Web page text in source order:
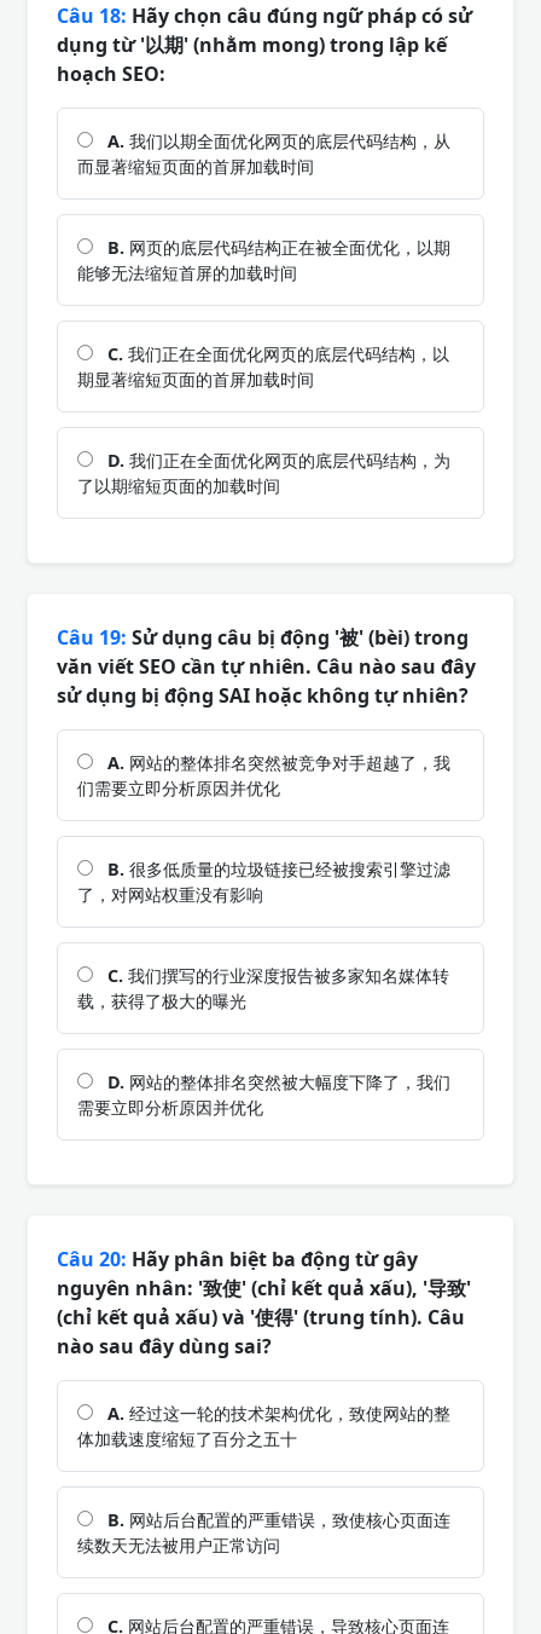
Câu 18: Hãy chọn câu đúng ngữ pháp có sử
dụng từ '以期' (nhằm mong) trong lập kế
hoạch SEO:
A. 我们以期全面优化网页的底层代码结构，从
而显著缩短页面的首屏加载时间
B. 网页的底层代码结构正在被全面优化，以期
能够无法缩短首屏的加载时间
C. 我们正在全面优化网页的底层代码结构，以
期显著缩短页面的首屏加载时间
D. 我们正在全面优化网页的底层代码结构，为
了以期缩短页面的加载时间
Câu 19: Sử dụng câu bị động '被' (bèi) trong
văn viết SEO cần tự nhiên. Câu nào sau đây
sử dụng bị động SAI hoặc không tự nhiên?
A. 网站的整体排名突然被竞争对手超越了，我
们需要立即分析原因并优化
B. 很多低质量的垃圾链接已经被搜索引擎过滤
了，对网站权重没有影响
C. 我们撰写的行业深度报告被多家知名媒体转
载，获得了极大的曝光
D. 网站的整体排名突然被大幅度下降了，我们
需要立即分析原因并优化
Câu 20: Hãy phân biệt ba động từ gây
nguyên nhân: '致使' (chỉ kết quả xấu), '导致'
(chỉ kết quả xấu) và '使得' (trung tính). Câu
nào sau đây dùng sai?
A. 经过这一轮的技术架构优化，致使网站的整
体加载速度缩短了百分之五十
B. 网站后台配置的严重错误，致使核心页面连
续数天无法被用户正常访问
C. 网站后台配置的严重错误，导致核心页面连